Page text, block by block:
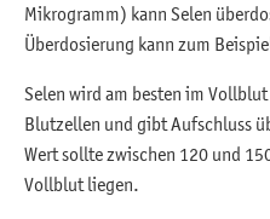
Mikrogramm) kann Selen
Überdosierung kann zum
Selen wird am besten im
Blutzellen und gibt Aufschluss
Wert sollte zwischen 120 und
Vollblut liegen.